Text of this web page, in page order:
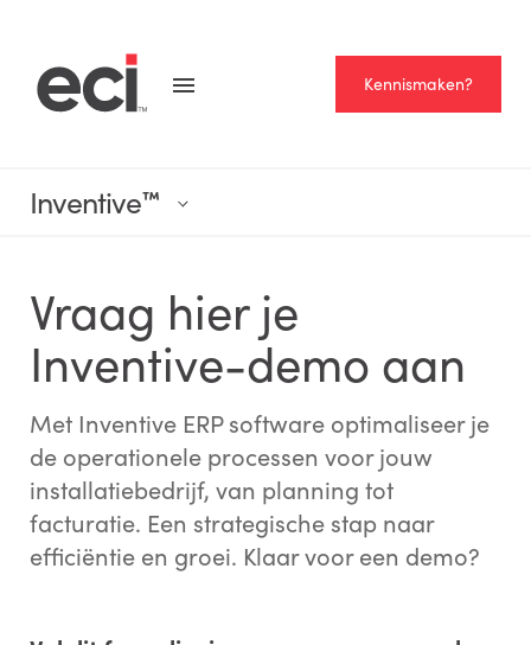
Kennismaken?
Inventive™
Vraag hier je
Inventive-demo aan
Met Inventive ERP software optimaliseer je
de operationele processen voor jouw
installatiebedrijf, van planning tot
facturatie. Een strategische stap naar
efficiëntie en groei. Klaar voor een demo?